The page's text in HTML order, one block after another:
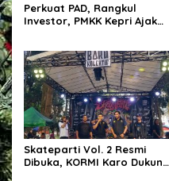
Perkuat PAD, Rangkul
Investor, PMKK Kepri Ajak
Skateparti Vol. 2 Resmi
Dibuka, KORMI Karo Dukung